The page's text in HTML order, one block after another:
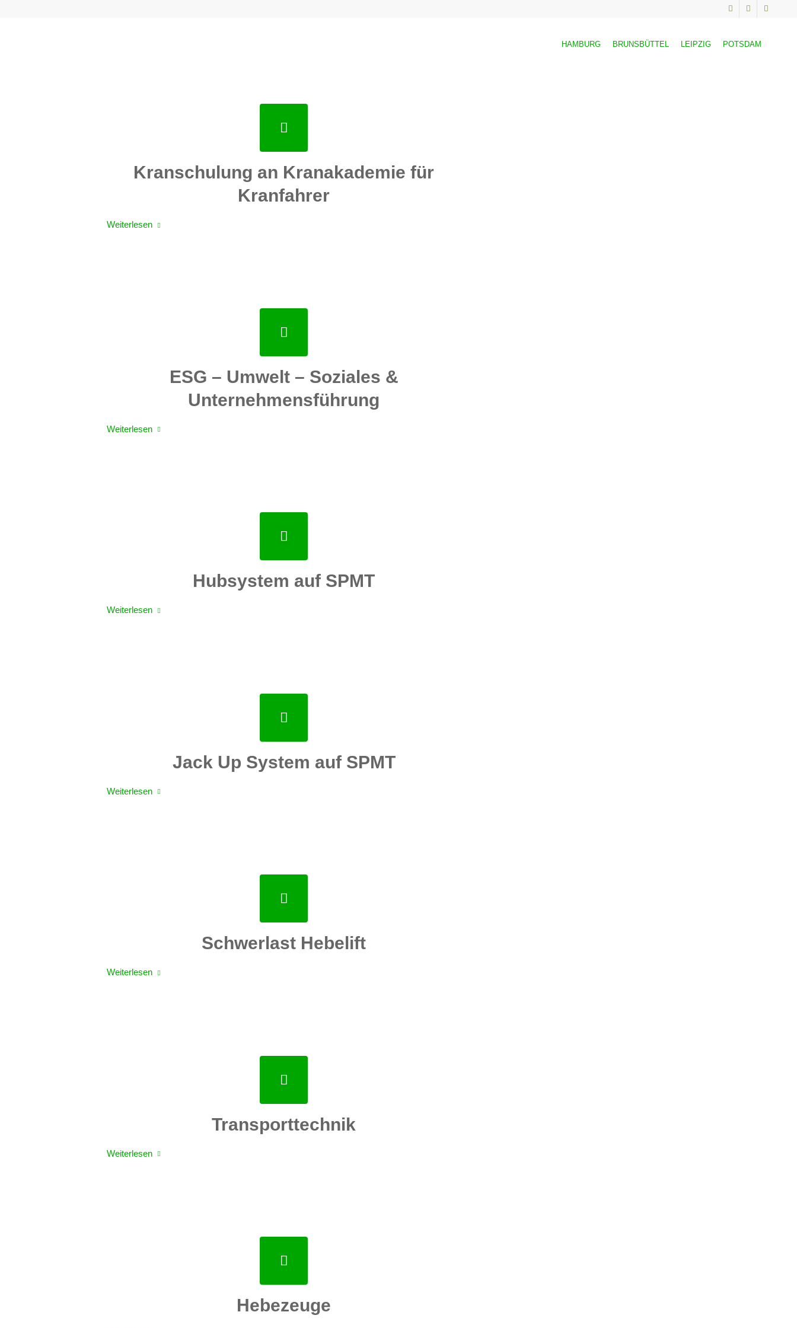
HAMBURG BRUNSBÜTTEL LEIPZIG POTSDAM
Kranschulung an Kranakademie für
Kranfahrer
Weiterlesen
ESG – Umwelt – Soziales &
Unternehmensführung
Weiterlesen
Hubsystem auf SPMT
Weiterlesen
Jack Up System auf SPMT
Weiterlesen
Schwerlast Hebelift
Weiterlesen
Transporttechnik
Weiterlesen
Hebezeuge